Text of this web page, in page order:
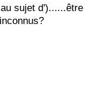
sujet d')......être